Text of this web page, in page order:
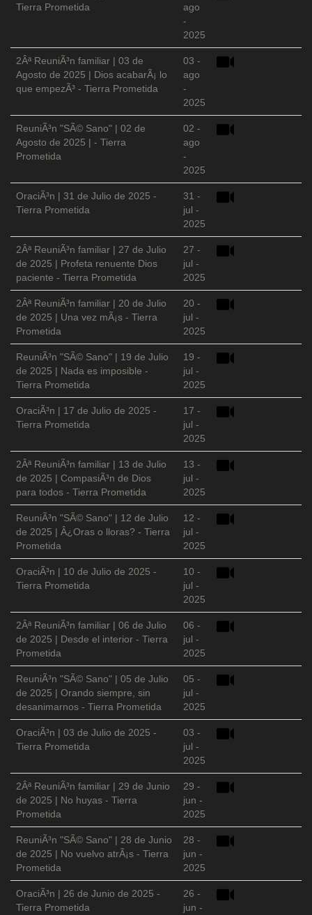
Tierra Prometida
ago
-
2025
2Âª ReuniÃ³n familiar | 03 de
Agosto de 2025 | Dios acabarÃ¡ lo
que empezÃ³ - Tierra Prometida
03 -
ago
-
2025
ReuniÃ³n "SÃ© Sano" | 02 de
Agosto de 2025 | - Tierra
Prometida
02 -
ago
-
2025
OraciÃ³n | 31 de Julio de 2025 -
Tierra Prometida
31 -
jul -
2025
2Âª ReuniÃ³n familiar | 27 de Julio
de 2025 | Profeta renuente Dios
paciente - Tierra Prometida
27 -
jul -
2025
2Âª ReuniÃ³n familiar | 20 de Julio
de 2025 | Una vez mÃ¡s - Tierra
Prometida
20 -
jul -
2025
ReuniÃ³n "SÃ© Sano" | 19 de Julio
de 2025 | Nada es imposible -
Tierra Prometida
19 -
jul -
2025
OraciÃ³n | 17 de Julio de 2025 -
Tierra Prometida
17 -
jul -
2025
2Âª ReuniÃ³n familiar | 13 de Julio
de 2025 | CompasiÃ³n de Dios
para todos - Tierra Prometida
13 -
jul -
2025
ReuniÃ³n "SÃ© Sano" | 12 de Julio
de 2025 | Â¿Oras o lloras? - Tierra
Prometida
12 -
jul -
2025
OraciÃ³n | 10 de Julio de 2025 -
Tierra Prometida
10 -
jul -
2025
2Âª ReuniÃ³n familiar | 06 de Julio
de 2025 | Desde el interior - Tierra
Prometida
06 -
jul -
2025
ReuniÃ³n "SÃ© Sano" | 05 de Julio
de 2025 | Orando siempre, sin
desanimarnos - Tierra Prometida
05 -
jul -
2025
OraciÃ³n | 03 de Julio de 2025 -
Tierra Prometida
03 -
jul -
2025
2Âª ReuniÃ³n familiar | 29 de Junio
de 2025 | No huyas - Tierra
Prometida
29 -
jun -
2025
ReuniÃ³n "SÃ© Sano" | 28 de Junio
de 2025 | No vuelvo atrÃ¡s - Tierra
Prometida
28 -
jun -
2025
OraciÃ³n | 26 de Junio de 2025 -
Tierra Prometida
26 -
jun -